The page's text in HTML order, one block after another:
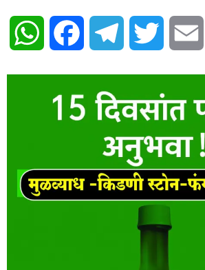
WhatsAppFacebook Telegram Twitter